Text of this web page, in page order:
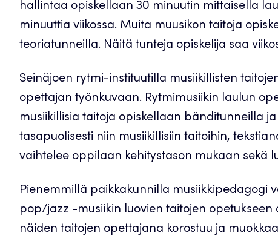
hallintaa opiskellaan 30 minuutin mittaisella
minuuttia viikossa. Muita muusikon taitoja
teoriatunneilla. Näitä tunteja opiskelija saa
Seinäjoen rytmi-instituutilla musiikillisten
opettajan työnkuvaan. Rytmimusiikin laulun
musiikillisia taitoja opiskellaan bänditunneilla
tasapuolisesti niin musiikillisiin taitoihin,
vaihtelee oppilaan kehitystason mukaan sekä
Pienemmillä paikkakunnilla musiikkipedagogi
pop/jazz -musiikin luovien taitojen opetukseen
näiden taitojen opettajana korostuu ja